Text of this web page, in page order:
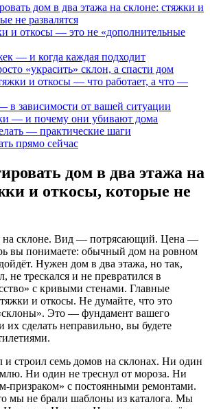
дом в два этажа на склоне: стяжки и
не развалятся
и откосы — это не «дополнительные
— и когда каждая подходит
«украсить» склон, а спасти дом
и откосы — что работает, а что —
в зависимости от вашей ситуации
— и почему они убивают дома
— практические шаги
прямо сейчас
дом в два этажа на
и откосы, которые не
на склоне. Вид — потрясающий. Цена —
вы понимаете: обычный дом на ровном
Нужен дом в два этажа, но так,
не трескался и не превратился в
с кривыми стенами. Главные
и откосы. Не думайте, что это
Это — фундамент вашего
их сделать неправильно, вы будете
и строил семь домов на склонах. Ни один
Ни один не треснул от мороза. Ни
призраком» с постоянными ремонтами.
мы не брали шаблоны из каталога. Мы